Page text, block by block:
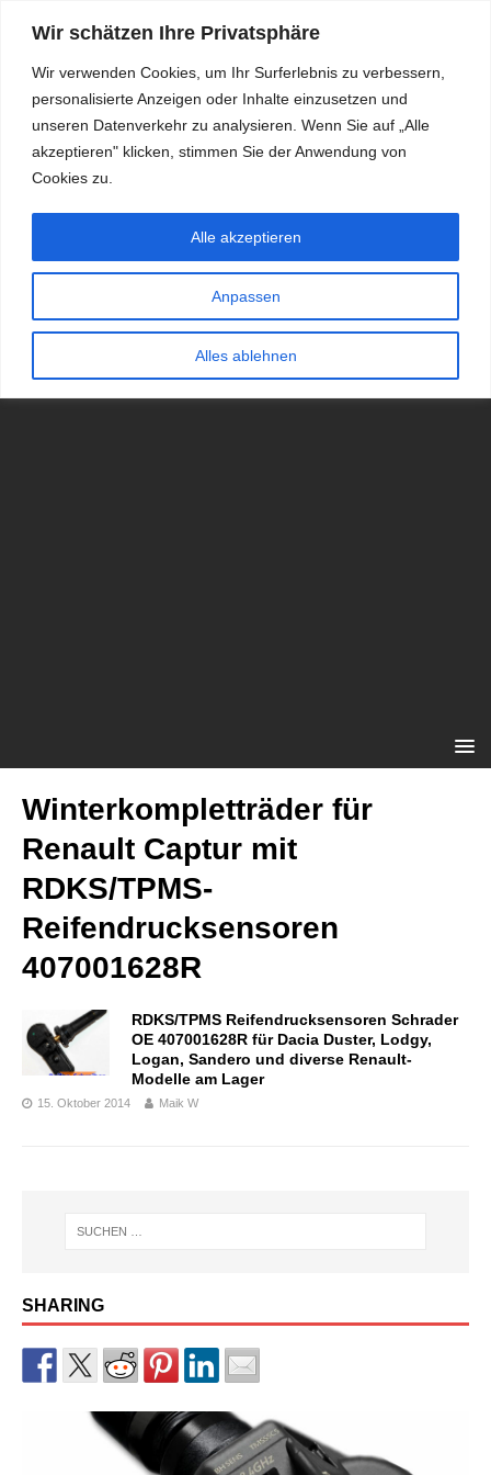
Wir schätzen Ihre Privatsphäre
Wir verwenden Cookies, um Ihr Surferlebnis zu verbessern,
personalisierte Anzeigen oder Inhalte einzusetzen und
unseren Datenverkehr zu analysieren. Wenn Sie auf „Alle
akzeptieren" klicken, stimmen Sie der Anwendung von
Cookies zu.
Anpassen
Alles ablehnen
Alle akzeptieren
RDKS.EXPERT
TESTS, EXPERTEN-TIPPS RUND UM DAS THEMA RDKS UND
Winterkompletträder für
Renault Captur mit
RDKS/TPMS-
Reifendrucksensoren
407001628R
RDKS/TPMS Reifendrucksensoren Schrader
OE 407001628R für Dacia Duster, Lodgy,
Logan, Sandero und diverse Renault-
Modelle am Lager
15. Oktober 2014 Maik W
SHARING